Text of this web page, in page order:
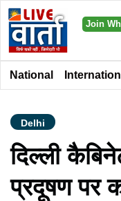
Join
National
Delhi
दिल्ली
प्रदूषण पर